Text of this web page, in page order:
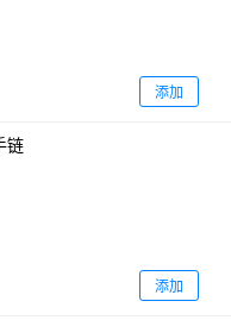
添加
链
添加